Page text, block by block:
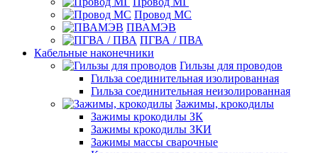
Провод МС
ПВАМЭВ
ПГВА / ПВА
Кабельные наконечники
Гильзы для проводов
Гильза соединительная изолированная
Гильза соединительная неизолированная
Зажимы, крокодилы
Зажимы крокодилы ЗК
Зажимы крокодилы ЗКИ
Зажимы массы сварочные